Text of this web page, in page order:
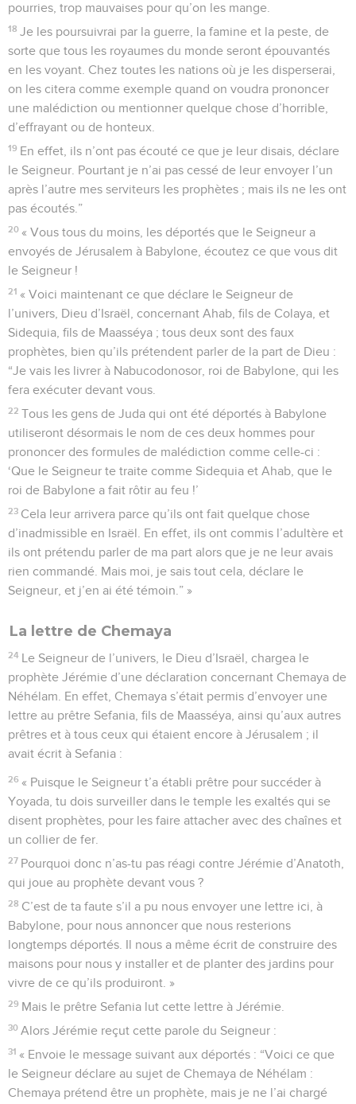
pourries, trop mauvaises pour qu’on les mange.
18 Je les poursuivrai par la guerre, la famine et la peste, de
sorte que tous les royaumes du monde seront épouvantés
en les voyant. Chez toutes les nations où je les disperserai,
on les citera comme exemple quand on voudra prononcer
une malédiction ou mentionner quelque chose d’horrible,
d’effrayant ou de honteux.
19 En effet, ils n’ont pas écouté ce que je leur disais, déclare
le Seigneur. Pourtant je n’ai pas cessé de leur envoyer l’un
après l’autre mes serviteurs les prophètes ; mais ils ne les ont
pas écoutés.”
20 « Vous tous du moins, les déportés que le Seigneur a
envoyés de Jérusalem à Babylone, écoutez ce que vous dit
le Seigneur !
21 « Voici maintenant ce que déclare le Seigneur de
l’univers, Dieu d’Israël, concernant Ahab, fils de Colaya, et
Sidequia, fils de Maasséya ; tous deux sont des faux
prophètes, bien qu’ils prétendent parler de la part de Dieu :
“Je vais les livrer à Nabucodonosor, roi de Babylone, qui les
fera exécuter devant vous.
22 Tous les gens de Juda qui ont été déportés à Babylone
utiliseront désormais le nom de ces deux hommes pour
prononcer des formules de malédiction comme celle-ci :
‘Que le Seigneur te traite comme Sidequia et Ahab, que le
roi de Babylone a fait rôtir au feu !’
23 Cela leur arrivera parce qu’ils ont fait quelque chose
d’inadmissible en Israël. En effet, ils ont commis l’adultère et
ils ont prétendu parler de ma part alors que je ne leur avais
rien commandé. Mais moi, je sais tout cela, déclare le
Seigneur, et j’en ai été témoin.” »
La lettre de Chemaya
24 Le Seigneur de l’univers, le Dieu d’Israël, chargea le
prophète Jérémie d’une déclaration concernant Chemaya de
Néhélam. En effet, Chemaya s’était permis d’envoyer une
lettre au prêtre Sefania, fils de Maasséya, ainsi qu’aux autres
prêtres et à tous ceux qui étaient encore à Jérusalem ; il
avait écrit à Sefania :
26 « Puisque le Seigneur t’a établi prêtre pour succéder à
Yoyada, tu dois surveiller dans le temple les exaltés qui se
disent prophètes, pour les faire attacher avec des chaînes et
un collier de fer.
27 Pourquoi donc n’as-tu pas réagi contre Jérémie d’Anatoth,
qui joue au prophète devant vous ?
28 C’est de ta faute s’il a pu nous envoyer une lettre ici, à
Babylone, pour nous annoncer que nous resterions
longtemps déportés. Il nous a même écrit de construire des
maisons pour nous y installer et de planter des jardins pour
vivre de ce qu’ils produiront. »
29 Mais le prêtre Sefania lut cette lettre à Jérémie.
30 Alors Jérémie reçut cette parole du Seigneur :
31 « Envoie le message suivant aux déportés : “Voici ce que
le Seigneur déclare au sujet de Chemaya de Néhélam :
Chemaya prétend être un prophète, mais je ne l’ai chargé